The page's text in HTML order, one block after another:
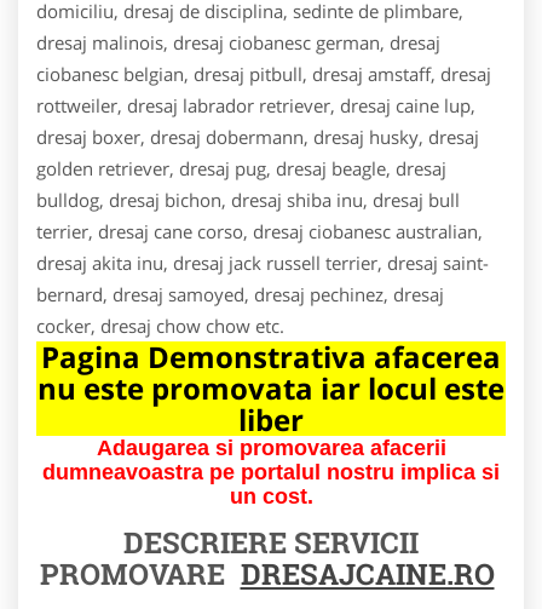
domiciliu, dresaj de disciplina, sedinte de plimbare,
dresaj malinois, dresaj ciobanesc german, dresaj
ciobanesc belgian, dresaj pitbull, dresaj amstaff, dresaj
rottweiler, dresaj labrador retriever, dresaj caine lup,
dresaj boxer, dresaj dobermann, dresaj husky, dresaj
golden retriever, dresaj pug, dresaj beagle, dresaj
bulldog, dresaj bichon, dresaj shiba inu, dresaj bull
terrier, dresaj cane corso, dresaj ciobanesc australian,
dresaj akita inu, dresaj jack russell terrier, dresaj saint-
bernard, dresaj samoyed, dresaj pechinez, dresaj
cocker, dresaj chow chow etc.
Pagina Demonstrativa afacerea
nu este promovata iar locul este
liber
Adaugarea si promovarea afacerii
dumneavoastra pe portalul nostru implica si
un cost.
DESCRIERE SERVICII
PROMOVARE DRESAJCAINE.RO